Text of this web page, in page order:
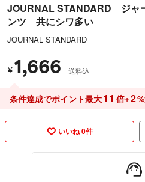
JOURNAL STANDARD ジ
ンツ 共にシワ多い
JOURNAL STANDARD
¥1,666 送料込
条件達成でポイント最大11 倍+2
いいね 0件